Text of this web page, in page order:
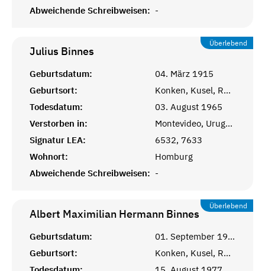
Abweichende Schreibweisen: -
Überlebend
Julius Binnes
Geburtsdatum:
04. März 1915
Geburtsort:
Konken, Kusel, Rheinprovinz
Todesdatum:
03. August 1965
Verstorben in:
Montevideo, Uruguay
Signatur LEA:
6532, 7633
Wohnort:
Homburg
Abweichende Schreibweisen: -
Überlebend
Albert Maximilian Hermann Binnes
Geburtsdatum:
01. September 1906
Geburtsort:
Konken, Kusel, Rheinprovinz